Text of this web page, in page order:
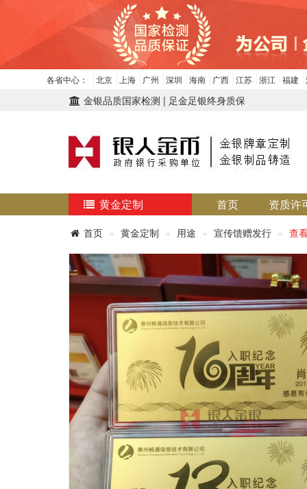
各省中心： 北京 上海 广州 深圳 海南 广西 江苏 浙江 福建
金银品质国家检测 | 足金足银终身质保
黄金定制 首页 资质许
首页 黄金定制 用途 宣传馈赠发行 查